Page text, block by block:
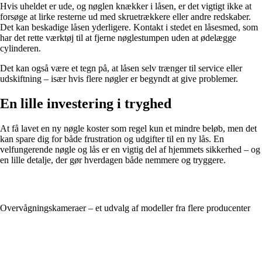
Hvis uheldet er ude, og nøglen knækker i låsen, er det vigtigt ikke at
forsøge at lirke resterne ud med skruetrækkere eller andre redskaber.
Det kan beskadige låsen yderligere. Kontakt i stedet en låsesmed, som
har det rette værktøj til at fjerne nøglestumpen uden at ødelægge
cylinderen.
Det kan også være et tegn på, at låsen selv trænger til service eller
udskiftning – især hvis flere nøgler er begyndt at give problemer.
En lille investering i tryghed
At få lavet en ny nøgle koster som regel kun et mindre beløb, men det
kan spare dig for både frustration og udgifter til en ny lås. En
velfungerende nøgle og lås er en vigtig del af hjemmets sikkerhed – og
en lille detalje, der gør hverdagen både nemmere og tryggere.
Overvågningskameraer – et udvalg af modeller fra flere producenter